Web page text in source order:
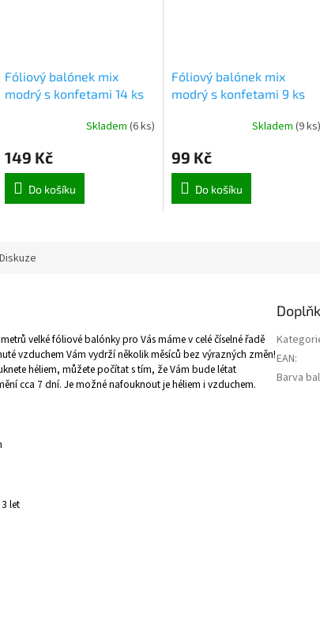
Fóliový balónek mix
modrý s konfetami 14 ks
Skladem (6 ks)
149 Kč
Do košíku
Fóliový balónek mix
modrý s konfetami 9 ks
Skladem(9 ks)
99 Kč
Do košíku
Diskuze
velké fóliové balónky pro Vás máme v celé číselné řadě
vzduchem Vám vydrží několik měsíců bez výrazných změn!
héliem, můžete počítat s tím, že Vám bude létat
cca 7 dní. Je možné nafouknout je héliem i vzduchem.
let
EAN:
Barva